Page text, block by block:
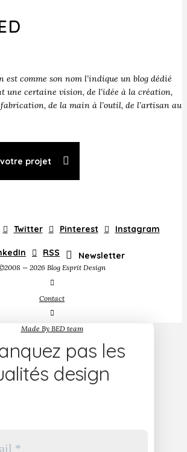
est comme son nom l’indique un blog dédié
une certaine vision, de l’idée à la création,
de la main à l’outil, de l’artisan au
projet
Twitter Pinterest Instagram
RSS Newsletter
— 2026 Blog Esprit Design
Contact
Made By BED team
pas les
design